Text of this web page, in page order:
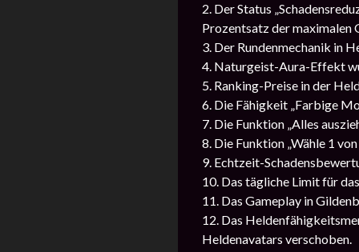
2. Der Status
Prozentsatz der maximalen
3. Der Rundenmechanik in
4. Naturgeist-Aura-Effekt
5. Ranking-Preise in der
6. Die Fähigkeit „Farbige
7. Die Funktion „Alles
8. Die Funktion „Wähle 1
9. Echtzeit-
10. Das tägliche Limit für
11. Das Gameplay in
12. Das
Heldenavatars verschoben.